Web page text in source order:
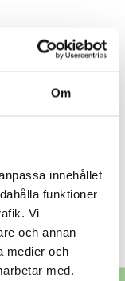
Om
innehållet
funktioner
Vi
och annan
medier och
med.
NC block